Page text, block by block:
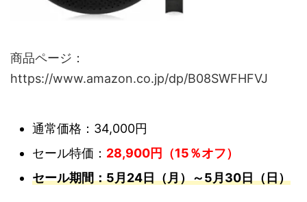
商品ページ：
https://www.amazon.co.jp/dp/B08SWFHFVJ
通常価格：34,000円
セール特価： 28,900円（15％オフ）
セール期間：5月24日（月）～5月30日（日）